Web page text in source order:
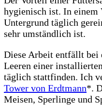
hygienisch ist. In einem
Untergrund täglich
sehr umständlich ist.
Diese Arbeit entfällt bei
Leeren einer
täglich stattfinden. Ich
Tower von Erdtmann*.
Meisen, Sperlinge und